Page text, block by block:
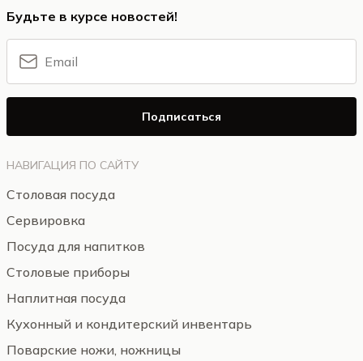
НАВИГАЦИЯ ПО САЙТУ
Столовая посуда
Сервировка
Посуда для напитков
Столовые приборы
Наплитная посуда
Кухонный и кондитерский инвентарь
Поварские ножи, ножницы
Будьте в курсе новостей!
Подписаться